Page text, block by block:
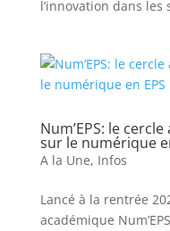
l’innovation dans les
Num’EPS: le
sur le numérique
A la Une, Infos
Lancé à la rentrée
académique